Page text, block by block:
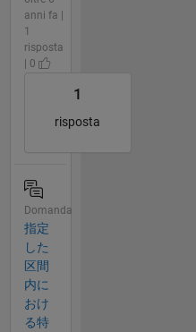
anni fa |
1
risposta
| 0
1
risposta
Domanda
指定
した
区間
内に
おけ
る特